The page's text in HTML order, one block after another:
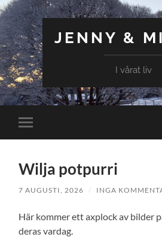
JENNY &
I vårat liv
Slå
på/av
Wilja potpurri
7 AUGUSTI, 2026 / INGA
Här kommer ett axplock av bilder
deras vardag.